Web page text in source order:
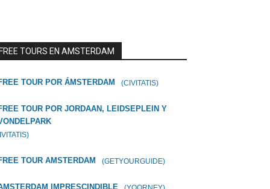
TOURS EN AMSTERDAM
TOUR POR ÁMSTERDAM (CIVITATIS)
TOUR POR JORDAAN, LEIDSEPLEIN Y
TOUR AMSTERDAM (GETYOURGUIDE)
IMPRESCINDIBLE